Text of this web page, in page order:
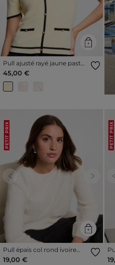
Pull ajusté rayé jaune pastel
femme
45,00 €
PETIT PRIX
Previous Next
Pull épais col rond ivoire
femme
19,00 €
PETIT PRIX